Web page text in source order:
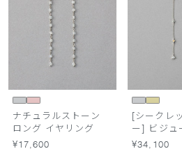
ナチュラルストーン
ロング イヤリング
¥17,600
[シークレ
ー] ビジュ
グ
¥34,100